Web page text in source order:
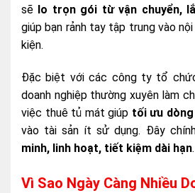
sẽ lo trọn gói từ vận chuyển,
giúp bạn rảnh tay tập trung vào
kiện.
Đặc biệt với các công ty tổ
doanh nghiệp thường xuyên làm
việc thuê tủ mát giúp tối ưu
vào tài sản ít sử dụng. Đây
minh, linh hoạt, tiết kiệm dài hạn.
Vì Sao Ngày Càng Nhiều